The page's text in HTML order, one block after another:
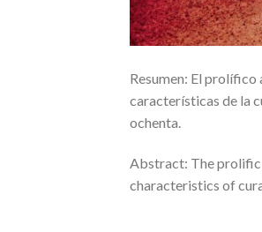
Resumen: El
características de la
ochenta.
Abstract: The prolific
characteristics of